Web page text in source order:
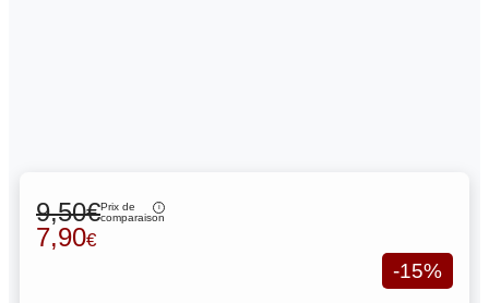
9,50€Prix de
comparaison
7,90€
-15%